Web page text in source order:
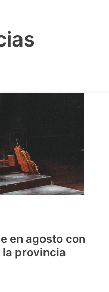
en agosto con
provincia